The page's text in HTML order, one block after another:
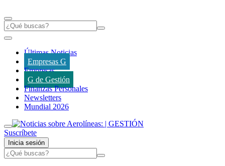
Últimas Noticias
Empresas G
Empresas
G de Gestión
Finanzas Personales
Newsletters
Mundial 2026
Suscríbete
Inicia sesión